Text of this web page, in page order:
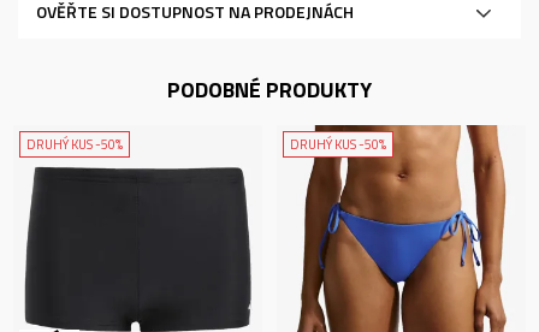
OVĚŘTE SI DOSTUPNOST NA PRODEJNÁCH
PODOBNÉ PRODUKTY
DRUHÝ KUS -50% DRUHÝ KUS -50%